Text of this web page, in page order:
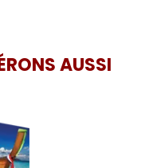
AUSSI